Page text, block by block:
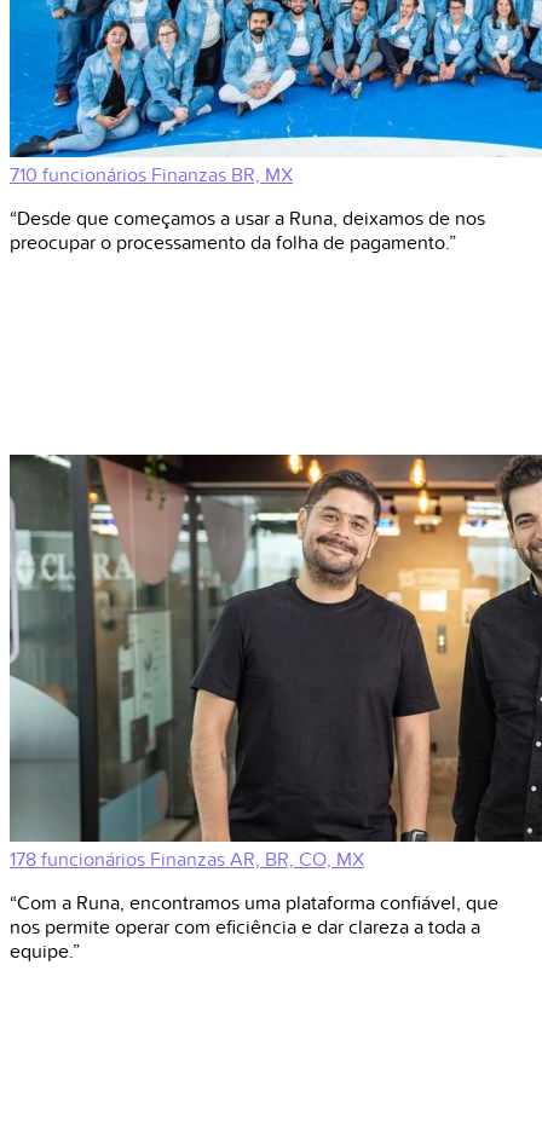
710 funcionários Finanzas BR, MX
“Desde que começamos a usar a Runa, deixamos de nos
preocupar o processamento da folha de pagamento.”
178 funcionários Finanzas AR, BR, CO, MX
“Com a Runa, encontramos uma plataforma confiável, que
nos permite operar com eficiência e dar clareza a toda a
equipe.”